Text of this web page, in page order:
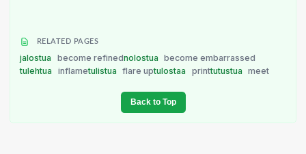
RELATED PAGES
jalostua become refinednolostua
become embarrassed
tulehtua
inflametulistua flare uptulostaa printtutustua meet
Back to Top